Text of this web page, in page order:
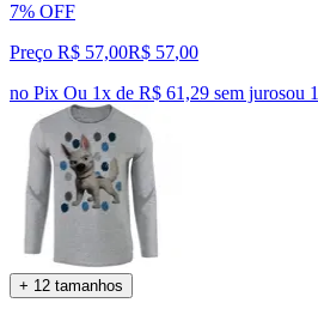
7% OFF
Preço R$ 57,00R$ 57,00
no Pix Ou 1x de R$ 61,29 sem jurosou 1
+ 12 tamanhos